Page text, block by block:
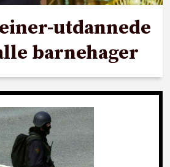
utdannede
barnehager